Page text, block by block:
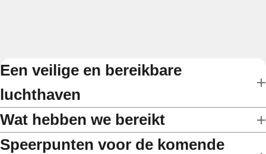
Een veilige en bereikbare
luchthaven
Wat hebben we bereikt
Speerpunten voor de komende